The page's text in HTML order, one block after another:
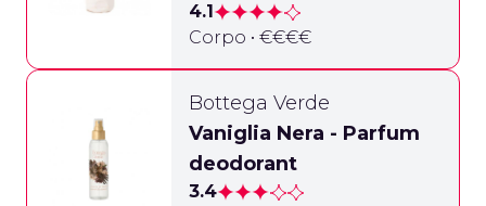
4.1
Corpo • €€€€
Bottega Verde
Vaniglia Nera - Parfum
deodorant
3.4